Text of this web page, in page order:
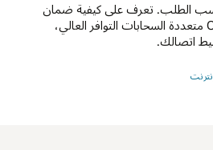
حسب الطلب. تعرف على كيفية ضمان
منصة Oracle GoldenGate متعددة السحابات التوافر العالي،
اتصالك.